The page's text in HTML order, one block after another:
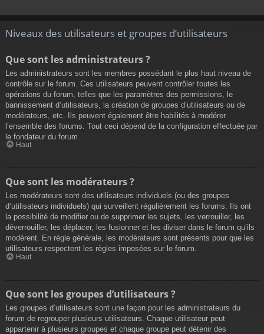
Niveaux des utilisateurs et groupes d’utilisateurs
Que sont les administrateurs ?
Les administrateurs sont les membres possédant le plus haut niveau de
contrôle sur le forum. Ces utilisateurs peuvent contrôler toutes les
opérations du forum, telles que les paramètres des permissions, le
bannissement d’utilisateurs, la création de groupes d’utilisateurs ou de
modérateurs, etc. Ils peuvent également être habilités à modérer
l’ensemble des forums. Tout ceci dépend de la configuration effectuée par
le fondateur du forum.
Haut
Que sont les modérateurs ?
Les modérateurs sont des utilisateurs individuels (ou des groupes
d’utilisateurs individuels) qui surveillent régulièrement les forums. Ils ont
la possibilité de modifier ou de supprimer les sujets, les verrouiller, les
déverrouiller, les déplacer, les fusionner et les diviser dans le forum qu’ils
modèrent. En règle générale, les modérateurs sont présents pour que les
utilisateurs respectent les règles imposées sur le forum.
Haut
Que sont les groupes d’utilisateurs ?
Les groupes d’utilisateurs sont une façon pour les administrateurs du
forum de regrouper plusieurs utilisateurs. Chaque utilisateur peut
appartenir à plusieurs groupes et chaque groupe peut détenir des